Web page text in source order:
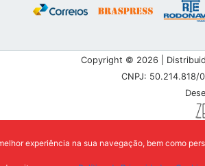
Copyright © 2026 |
CNPJ: 50.214.818/
experiência na sua navegação, bem como